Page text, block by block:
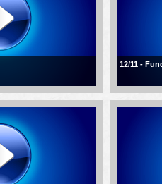
12/11 -